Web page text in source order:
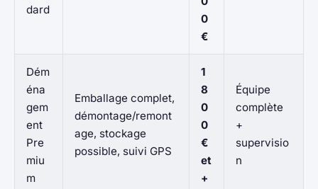
dard
0
€
Dém
éna
gem
ent
Pre
miu
m
Emballage complet,
démontage/remont
age, stockage
possible, suivi GPS
1
8
0
0
€
et
+
Équipe
complète
+
supervisio
n